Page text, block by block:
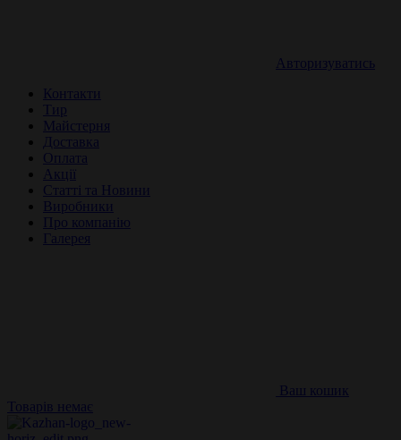
Авторизуватись
Контакти
Тир
Майстерня
Доставка
Оплата
Акції
Статті та Новини
Виробники
Про компанію
Галерея
Ваш кошик
Товарів немає